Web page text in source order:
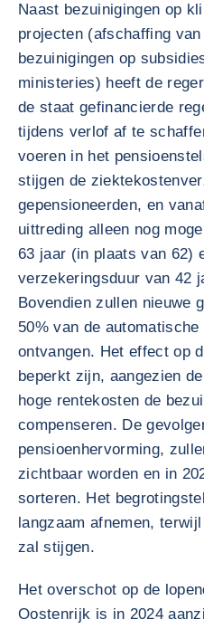
Naast bezuinigingen op
projecten (afschaffing
bezuinigingen op
ministeries) heeft de
de staat gefinancierde
tijdens verlof af te
voeren in het
stijgen de
gepensioneerden, en
uittreding alleen nog
63 jaar (in plaats van 62)
verzekeringsduur van 42
Bovendien zullen nieuwe
50% van de
ontvangen. Het effect op
beperkt zijn, aangezien
hoge rentekosten de
compenseren. De
pensioenhervorming,
zichtbaar worden en in
sorteren. Het
langzaam afnemen,
zal stijgen.
Het overschot op de
Oostenrijk is in 2024